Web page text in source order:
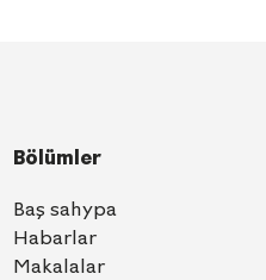
Bölümler
Baş sahypa
Habarlar
Makalalar